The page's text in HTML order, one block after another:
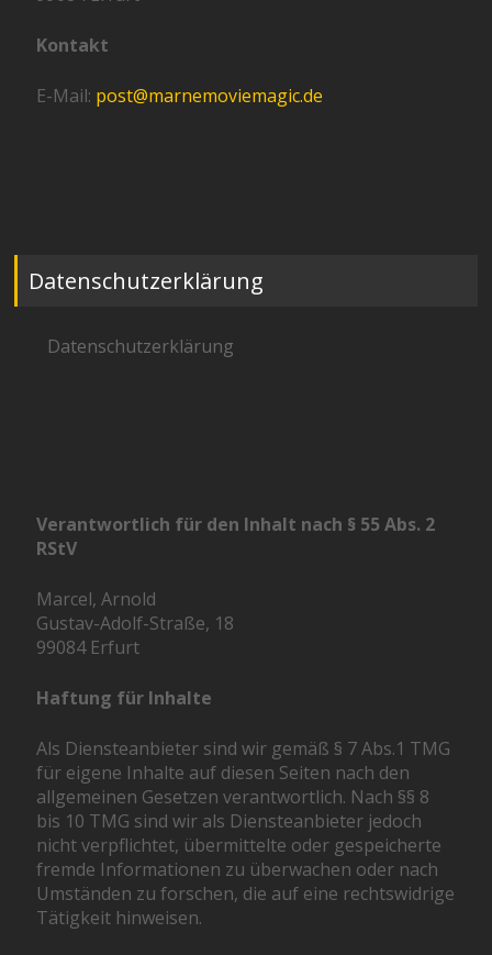
Kontakt
E-Mail: post@marnemoviemagic.de
Datenschutzerklärung
Datenschutzerklärung
Verantwortlich für den Inhalt nach § 55 Abs. 2
RStV
Marcel, Arnold
Gustav-Adolf-Straße, 18
99084 Erfurt
Haftung für Inhalte
Als Diensteanbieter sind wir gemäß § 7 Abs.1 TMG
für eigene Inhalte auf diesen Seiten nach den
allgemeinen Gesetzen verantwortlich. Nach §§ 8
bis 10 TMG sind wir als Diensteanbieter jedoch
nicht verpflichtet, übermittelte oder gespeicherte
fremde Informationen zu überwachen oder nach
Umständen zu forschen, die auf eine rechtswidrige
Tätigkeit hinweisen.